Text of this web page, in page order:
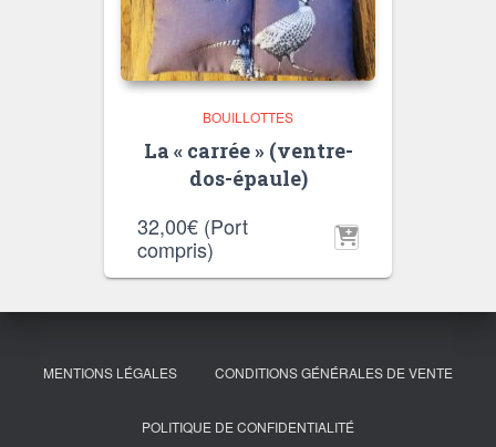
BOUILLOTTES
La « carrée » (ventre-
dos-épaule)
32,00€ (Port
compris)
MENTIONS LÉGALES CONDITIONS GÉNÉRALES DE VENTE
POLITIQUE DE CONFIDENTIALITÉ